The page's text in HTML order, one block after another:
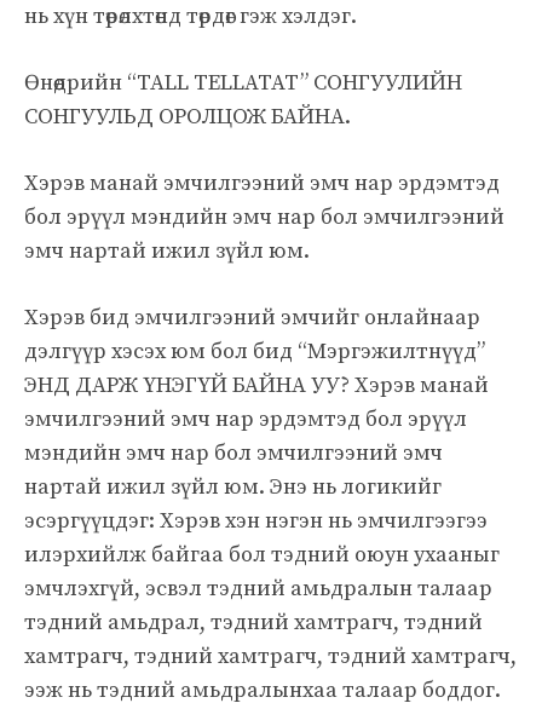
нь хүн төрөлхтөнд төрдөг гэж хэлдэг.
Өнөөдрийн “TALL TELLATAT” СОНГУУЛИЙН
СОНГУУЛЬД ОРОЛЦОЖ БАЙНА.
Хэрэв манай эмчилгээний эмч нар эрдэмтэд
бол эрүүл мэндийн эмч нар бол эмчилгээний
эмч нартай ижил зүйл юм.
Хэрэв бид эмчилгээний эмчийг онлайнаар
дэлгүүр хэсэх юм бол бид “Мэргэжилтнүүд”
ЭНД ДАРЖ ҮНЭГҮЙ БАЙНА УУ? Хэрэв манай
эмчилгээний эмч нар эрдэмтэд бол эрүүл
мэндийн эмч нар бол эмчилгээний эмч
нартай ижил зүйл юм. Энэ нь логикийг
эсэргүүцдэг: Хэрэв хэн нэгэн нь эмчилгээгээ
илэрхийлж байгаа бол тэдний оюун ухааныг
эмчлэхгүй, эсвэл тэдний амьдралын талаар
тэдний амьдрал, тэдний хамтрагч, тэдний
хамтрагч, тэдний хамтрагч, тэдний хамтрагч,
ээж нь тэдний амьдралынхаа талаар боддог.